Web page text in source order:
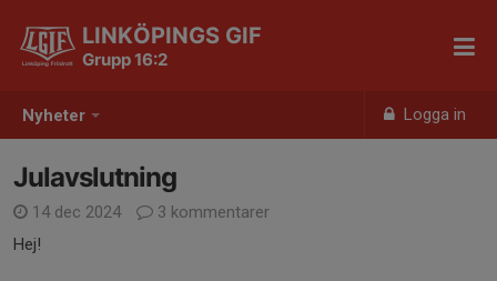
Nyheter Logga in
LINKÖPINGS GIF
Grupp 16:2
Julavslutning
14 dec 2024
3 kommentarer
Hej!